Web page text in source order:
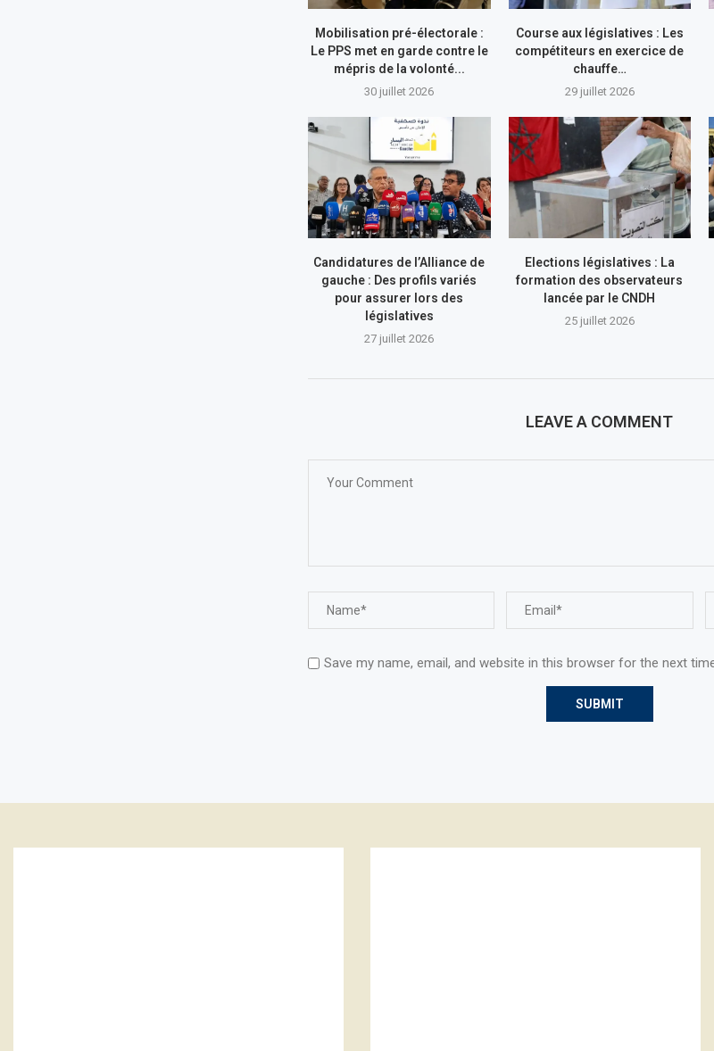
Mobilisation pré-électorale :
Le PPS met en garde contre le
mépris de la volonté...
30 juillet 2026
Course aux législatives : Les
compétiteurs en exercice de
chauffe…
29 juillet 2026
Candidatures de l’Alliance de
gauche : Des profils variés
pour assurer lors des
législatives
27 juillet 2026
Elections législatives : La
formation des observateurs
lancée par le CNDH
25 juillet 2026
LEAVE A COMMENT
Save my name, email, and website in this browser for the next